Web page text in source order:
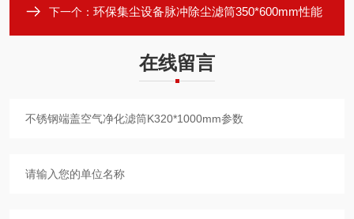
下一个： 环保集尘设备脉冲除尘滤筒350*600mm性能
在线留言